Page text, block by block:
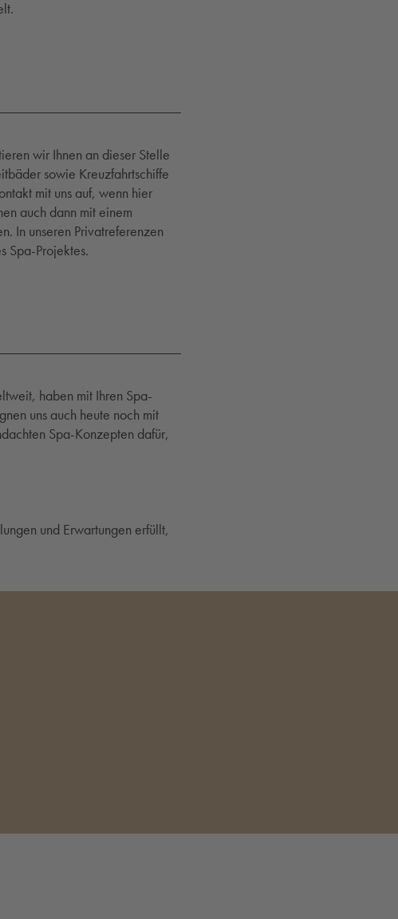
wir Ihnen an dieser Stelle
sowie Kreuzfahrtschiffe
mit uns auf, wenn hier
auch dann mit einem
In unseren Privatreferenzen
Spa-Projektes.
haben mit Ihren Spa-
uns auch heute noch mit
Spa-Konzepten dafür,
und Erwartungen erfüllt,